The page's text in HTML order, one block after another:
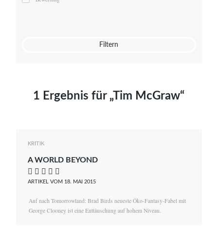
Mato von Vogelstein
Filtern
1 Ergebnis für „Tim McGraw“
KRITIK
A WORLD BEYOND
    
ARTIKEL VOM 18. MAI 2015
Auf nach Tomorrowland: Brad Birds neueste Öko-Fantasy-Fabel mit
George Clooney ist eine Enttäuschung auf hohem Niveau.